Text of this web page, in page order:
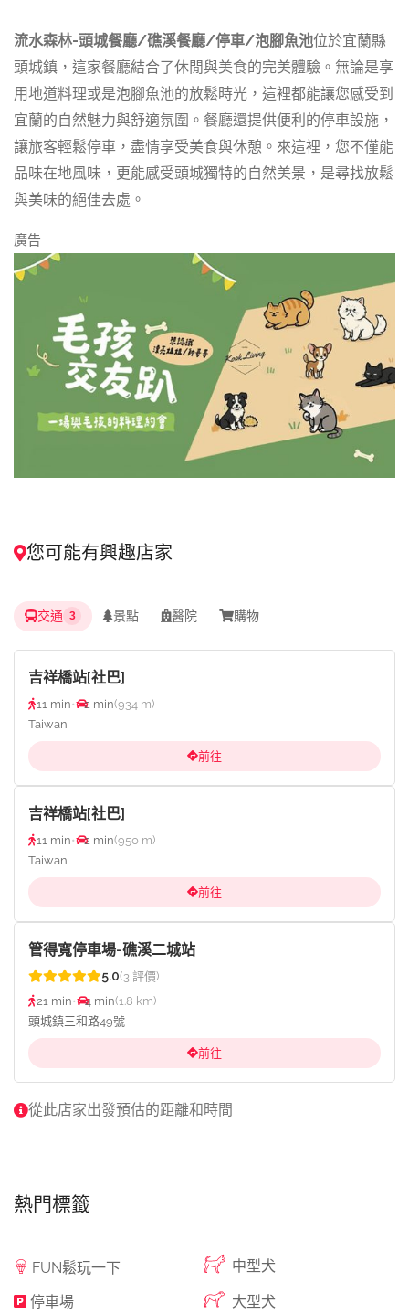
流水森林-頭城餐廳/礁溪餐廳/停車/泡腳魚池位於宜蘭縣
頭城鎮，這家餐廳結合了休閒與美食的完美體驗。無論是享
用地道料理或是泡腳魚池的放鬆時光，這裡都能讓您感受到
宜蘭的自然魅力與舒適氛圍。餐廳還提供便利的停車設施，
讓旅客輕鬆停車，盡情享受美食與休憩。來這裡，您不僅能
品味在地風味，更能感受頭城獨特的自然美景，是尋找放鬆
與美味的絕佳去處。
廣告
您可能有興趣店家
交通 3 景點 醫院 購物
吉祥橋站[社巴]
11 min• 2 min(934 m)
Taiwan
前往
吉祥橋站[社巴]
11 min• 2 min(950 m)
Taiwan
前往
管得寬停車場-礁溪二城站
5.0(3 評價)
21 min• 4 min(1.8 km)
頭城鎮三和路49號
前往
從此店家出發預估的距離和時間
熱門標籤
FUN鬆玩一下 中型犬
停車場 大型犬